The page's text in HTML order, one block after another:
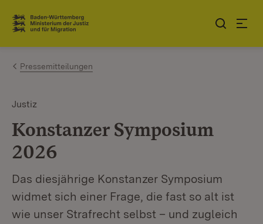
Zum Inhalt springen
Link zur Startseite
Pressemitteilungen
Justiz
Konstanzer Symposium
2026
Das diesjährige Konstanzer Symposium
widmet sich einer Frage, die fast so alt ist
wie unser Strafrecht selbst – und zugleich